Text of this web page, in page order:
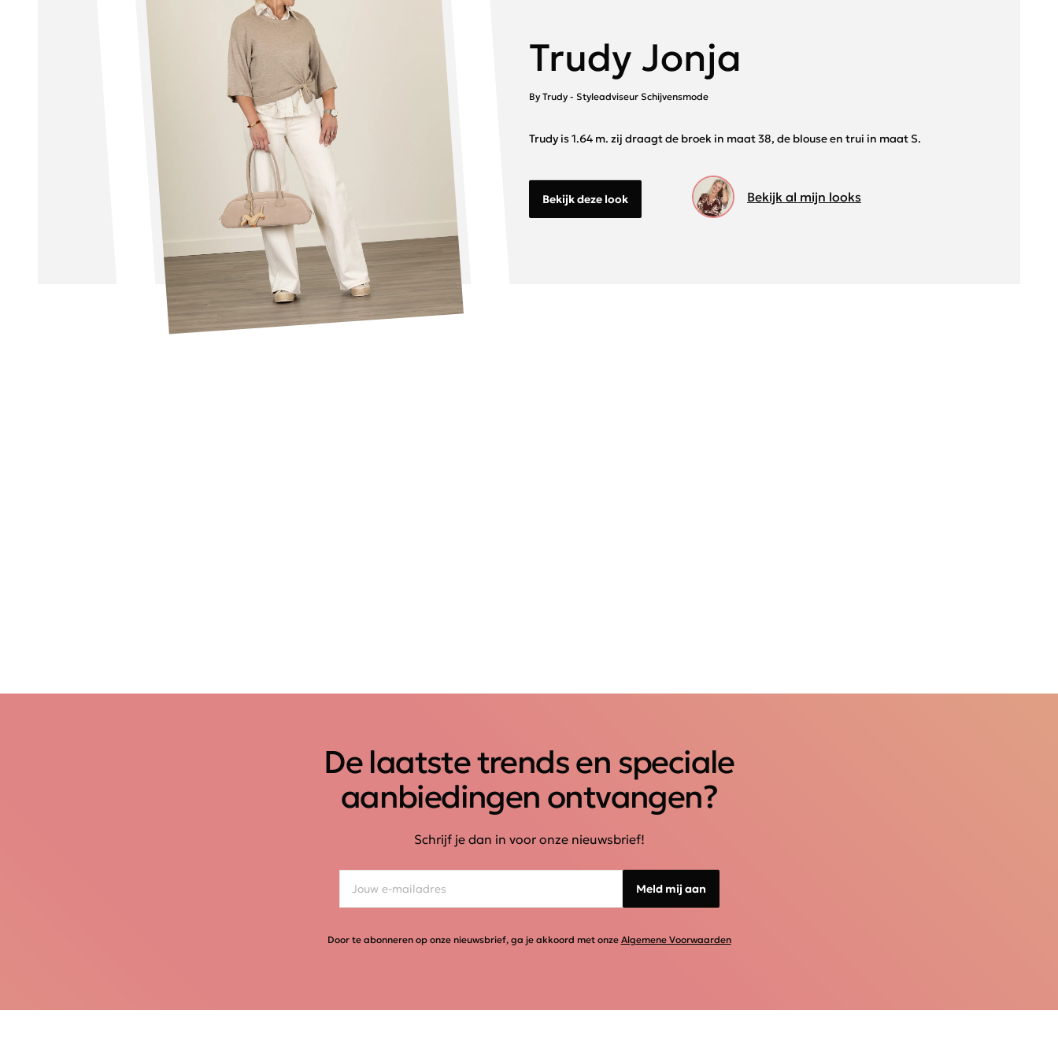
Trudy Jonja
By Trudy - Styleadviseur Schijvensmode
Trudy is 1.64 m. zij draagt de broek in maat 38, de blouse en trui in maat S.
Bekijk deze look Bekijk al mijn looks
De laatste trends en speciale
aanbiedingen ontvangen?
Schrijf je dan in voor onze nieuwsbrief!
Meld mij aan
Door te abonneren op onze nieuwsbrief, ga je akkoord met onze Algemene Voorwaarden